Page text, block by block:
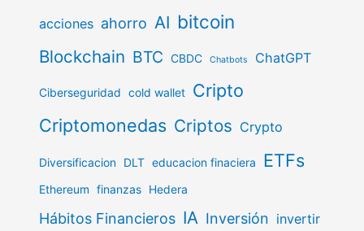
acciones ahorro AI bitcoin
Blockchain BTC CBDC Chatbots ChatGPT
Ciberseguridad cold wallet Cripto
Criptomonedas Criptos Crypto
Diversificacion DLT educacion finaciera ETFs
Ethereum finanzas Hedera
Hábitos Financieros IA Inversión invertir